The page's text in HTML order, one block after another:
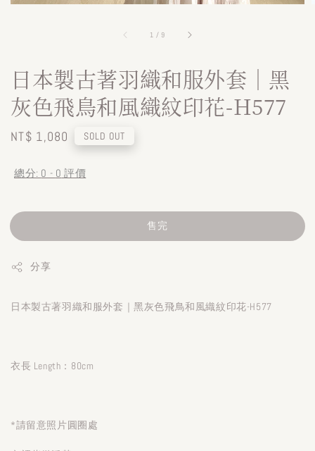
1 / 9
日本製古著羽織和服外套｜黑
灰色飛鳥和風織紋印花-H577
Regular
NT$ 1,080 SOLD OUT
總分: 0 - 0 評價
售完
分享
日本製古著羽織和服外套｜黑灰色飛鳥和風織紋印花-H577
衣長 Length：80cm
*請留意照片圓圈處